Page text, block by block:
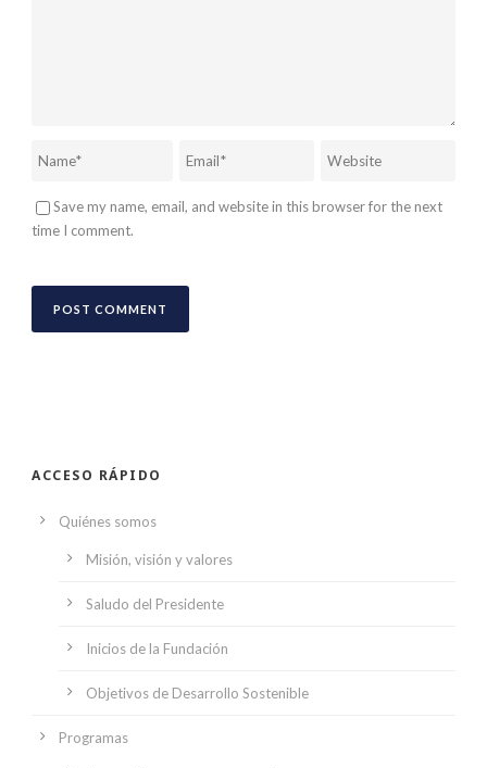
Save my name, email, and website in this browser for the next
time I comment.
ACCESO RÁPIDO
Quiénes somos
Misión, visión y valores
Saludo del Presidente
Inicios de la Fundación
Objetivos de Desarrollo Sostenible
Programas